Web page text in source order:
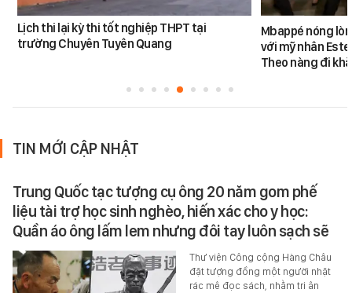
Lịch thi lại kỳ thi tốt nghiệp THPT tại
trường Chuyên Tuyên Quang
Mbappé nóng
với mỹ nhân
Theo nàng đi
TIN MỚI CẬP NHẬT
Trung Quốc tạc tượng cụ ông 20 năm gom phế
liệu tài trợ học sinh nghèo, hiến xác cho y học:
Quần áo ông lấm lem nhưng đôi tay luôn sạch sẽ
Thư viện Công cộng Hàng Châu
đặt tượng đồng một người nhặt
rác mê đọc sách, nhằm tri ân